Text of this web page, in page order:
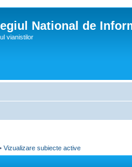
National de
vianistilor
• Vizualizare subiecte active